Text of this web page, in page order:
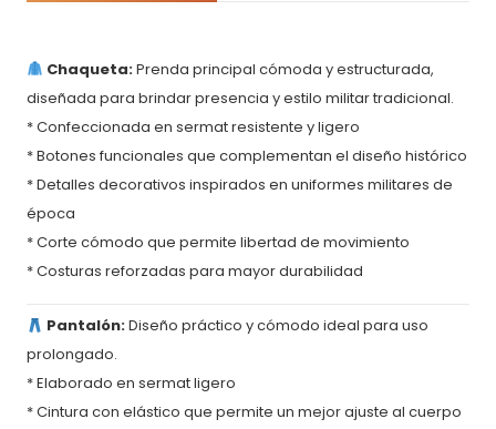
Chaqueta:Prenda principal cómoda y estructurada,
diseñada para brindar presencia y estilo militar tradicional.
* Confeccionada en sermat resistente y ligero
* Botones funcionales que complementan el diseño histórico
* Detalles decorativos inspirados en uniformes militares de
época
* Corte cómodo que permite libertad de movimiento
* Costuras reforzadas para mayor durabilidad
Pantalón:Diseño práctico y cómodo ideal para uso
prolongado.
* Elaborado en sermat ligero
* Cintura con elástico que permite un mejor ajuste al cuerpo